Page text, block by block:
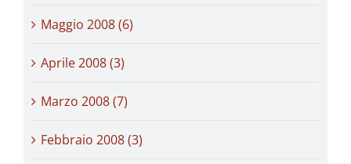
Maggio 2008 (6)
Aprile 2008 (3)
Marzo 2008 (7)
Febbraio 2008 (3)